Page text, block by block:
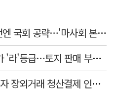
김병삼 경북 영천시장, 이번엔 국회 공략…'마사회 본사 이전·광역교통망 확충' 요청
대구도시개발공사 경영평가 '라'등급…토지 판매 부진에 1년 만에 두 단계 '뚝'
예탁결제원, 비상장·조각투자 장외거래 청산결제 인프라 구축 착수…연내 가동